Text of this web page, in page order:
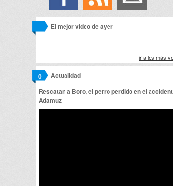
El mejor vídeo de ayer
ir a los más
Actualidad
0
Rescatan a Boro, el perro perdido en el
Adamuz